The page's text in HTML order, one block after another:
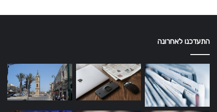
התעדכנו לאחרונה